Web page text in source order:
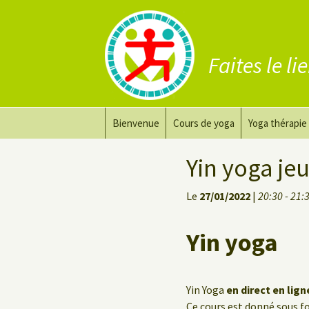
Faites le
Bienvenue Cours de yoga
Prana Yoga Flow Basic
Yoga de récupération
Yoga thérapie
Le yoga pour
Yin yoga
Le 27/01/2022 | 20:30 -
Yin yoga
Yin Yoga en direct en
Ce cours est donné sous